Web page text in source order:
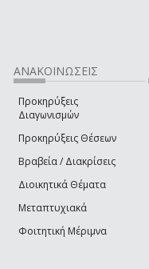
ΑΝΑΚΟΙΝΩΣΕΙΣ
Προκηρύξεις
Διαγωνισμών
Προκηρύξεις Θέσεων
Βραβεία / Διακρίσεις
Διοικητικά Θέματα
Μεταπτυχιακά
Φοιτητική Μέριμνα